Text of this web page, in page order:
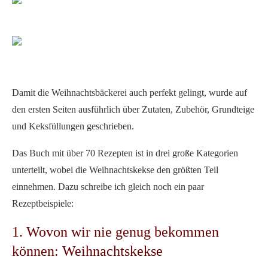
Damit die Weihnachtsbäckerei auch perfekt gelingt, wurde auf
den ersten Seiten ausführlich über Zutaten, Zubehör, Grundteige
und Keksfüllungen geschrieben.
Das Buch mit über 70 Rezepten ist in drei große Kategorien
unterteilt, wobei die Weihnachtskekse den größten Teil
einnehmen. Dazu schreibe ich gleich noch ein paar
Rezeptbeispiele:
1. Wovon wir nie genug bekommen
können: Weihnachtskekse